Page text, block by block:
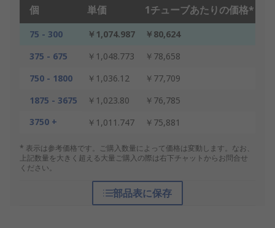
個 単価 1チューブあたりの価格*
75 - 300 ￥1,074.987
￥80,624
375 - 675
￥1,048.773
￥78,658
750 - 1800
￥1,036.12
￥77,709
1875 - 3675
￥1,023.80
￥76,785
3750 +
￥1,011.747 ￥75,881
* 表示は参考価格です。ご購入数量によって価格は変動します。なお、
上記数量を大きく超える大量ご購入の際は右下チャットからお問合せ
ください。
部品表に保存